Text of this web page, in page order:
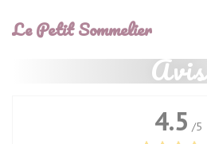
Le Petit Sommelier
Avis
4.5 /5